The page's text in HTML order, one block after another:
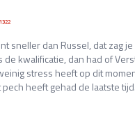
1322
sneller dan Russel, dat zag
kwalificatie, dan had of
stress heeft op dit
heeft gehad de laatste